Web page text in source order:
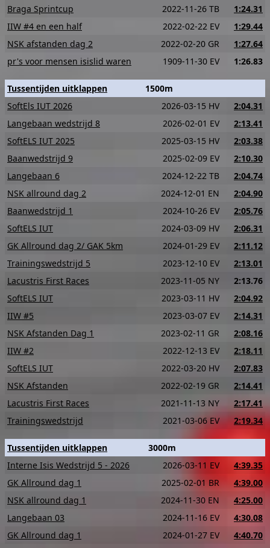
Braga Sprintcup
2022-11-26 TB 1:24.31
IIW #4 en een half
2022-02-22 EV 1:29.44
NSK afstanden dag 2
2022-02-20 GR 1:27.64
pr's voor mensen isislid waren
1909-11-30 EV 1:26.83
Tussentijden uitklappen
1500m
SoftEls IUT 2026
2026-03-15 HV 2:04.31
Langebaan wedstrijd 8
2026-02-01 EV 2:13.41
SoftELS IUT 2025
2025-03-15 HV 2:03.38
Baanwedstrijd 9
2025-02-09 EV 2:10.30
Langebaan 6
2024-12-22 TB 2:04.74
NSK allround dag 2
2024-12-01 EN 2:04.90
Baanwedstrijd 1
2024-10-26 EV 2:05.76
SoftELS IUT
2024-03-09 HV 2:06.31
GK Allround dag 2/ GAK 5km
2024-01-29 EV 2:11.12
Trainingswedstrijd 5
2023-12-10 EV 2:13.01
Lacustris First Races
2023-11-05 NY 2:13.76
SoftELS IUT
2023-03-11 HV 2:04.92
IIW #5
2023-03-07 EV 2:14.31
NSK Afstanden Dag 1
2023-02-11 GR 2:08.16
IIW #2
2022-12-13 EV 2:18.11
SoftELS IUT
2022-03-20 HV 2:07.83
NSK Afstanden
2022-02-19 GR 2:14.41
Lacustris First Races
2021-11-13 NY 2:17.41
Trainingswedstrijd
2021-03-06 EV2:19.34
Tussentijden uitklappen
3000m
Interne Isis Wedstrijd 5 - 2026
2026-03-11 EV 4:39.35
GK Allround dag 1
2025-02-01 BR 4:39.00
NSK allround dag 1
2024-11-30 EN 4:25.00
Langebaan 03
2024-11-16 EV 4:30.08
GK Allround dag 1
2024-01-27 EV 4:40.70